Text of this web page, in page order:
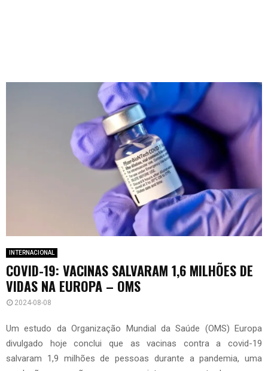
INTERNACIONAL
COVID-19: VACINAS SALVARAM 1,6 MILHÕES DE
VIDAS NA EUROPA – OMS
2024-08-08
Um estudo da Organização Mundial da Saúde (OMS) Europa
divulgado hoje conclui que as vacinas contra a covid-19
salvaram 1,9 milhões de pessoas durante a pandemia, uma